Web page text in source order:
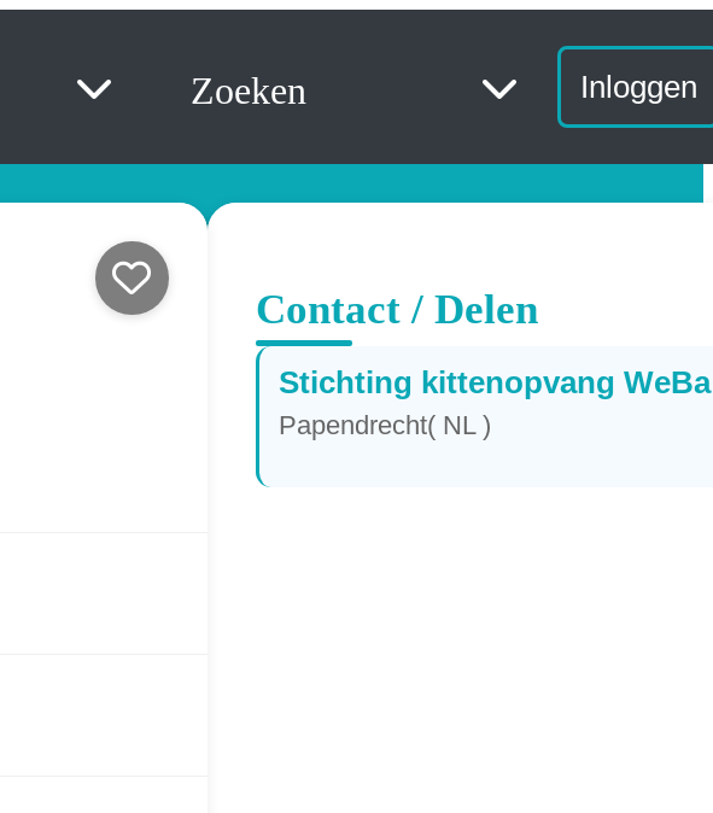
Zoeken Inloggen
Contact / Delen
Stichting kittenopvang WeBa
Papendrecht( NL )